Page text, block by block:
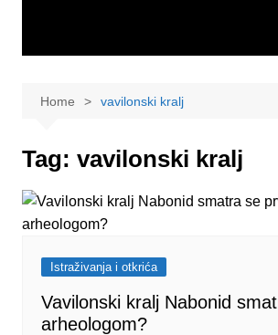
Home vavilonski kralj
Tag: vavilonski kralj
Istraživanja i otkrića
Vavilonski kralj Nabonid
arheologom?